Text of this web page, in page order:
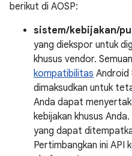
berikut di AOSP:
sistem/kebijakan/
yang diekspor untuk
khusus vendor.
kompatibilitas Android
dimaksudkan untuk
Anda dapat
kebijakan khusus
yang dapat
Pertimbangkan ini API